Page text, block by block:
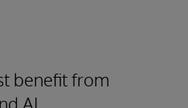
benefit from
AI